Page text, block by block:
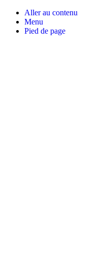
Aller au contenu
Menu
Pied de page